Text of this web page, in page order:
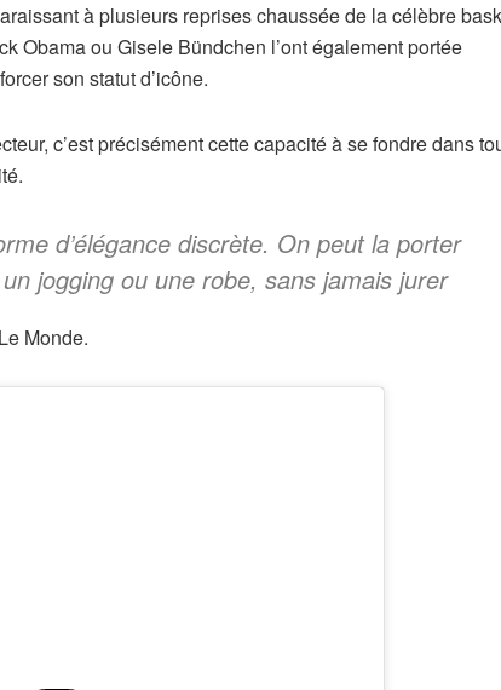
à plusieurs reprises chaussée de la célèbre
Obama ou Gisele Bündchen l’ont également portée
son statut d’icône.
c’est précisément cette capacité à se fondre dans
d’élégance discrète. On peut la porter
jogging ou une robe, sans jamais jurer
Monde.